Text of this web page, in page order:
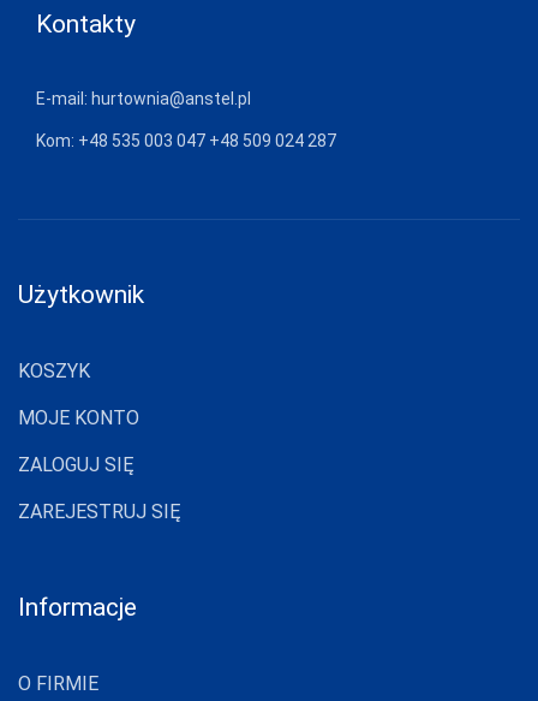
Kontakty
E-mail: hurtownia@anstel.pl
Kom: +48 535 003 047 +48 509 024 287
Użytkownik
KOSZYK
MOJE KONTO
ZALOGUJ SIĘ
ZAREJESTRUJ SIĘ
Informacje
O FIRMIE